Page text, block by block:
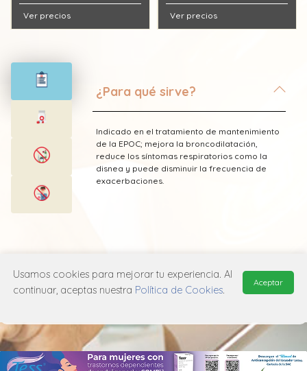
Ver precios Ver precios
¿Para qué sirve?
Indicado en el tratamiento de mantenimiento
de la EPOC; mejora la broncodilatación,
reduce los síntomas respiratorios como la
disnea y puede disminuir la frecuencia de
exacerbaciones.
Glenmark publicada en el Vademecum
Farmacéutico Edifarm (ISBN: 9798281009201)
Usamos cookies para mejorar tu experiencia. Al
continuar, aceptas nuestra Política de Cookies.
Aceptar